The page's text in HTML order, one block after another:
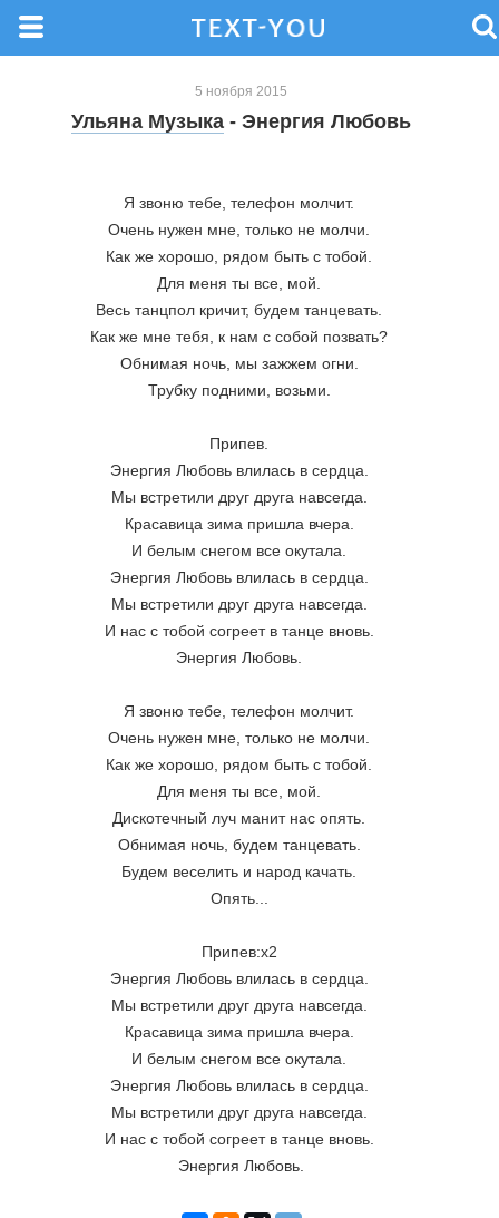
5 ноября 2015
Ульяна Музыка - Энергия Любовь
Я звоню тебе, телефон молчит.
Очень нужен мне, только не молчи.
Как же хорошо, рядом быть с тобой.
Для меня ты все, мой.
Весь танцпол кричит, будем танцевать.
Как же мне тебя, к нам с собой позвать?
Обнимая ночь, мы зажжем огни.
Трубку подними, возьми.
Припев.
Энергия Любовь влилась в сердца.
Мы встретили друг друга навсегда.
Красавица зима пришла вчера.
И белым снегом все окутала.
Энергия Любовь влилась в сердца.
Мы встретили друг друга навсегда.
И нас с тобой согреет в танце вновь.
Энергия Любовь.
Я звоню тебе, телефон молчит.
Очень нужен мне, только не молчи.
Как же хорошо, рядом быть с тобой.
Для меня ты все, мой.
Дискотечный луч манит нас опять.
Обнимая ночь, будем танцевать.
Будем веселить и народ качать.
Опять...
Припев:х2
Энергия Любовь влилась в сердца.
Мы встретили друг друга навсегда.
Красавица зима пришла вчера.
И белым снегом все окутала.
Энергия Любовь влилась в сердца.
Мы встретили друг друга навсегда.
И нас с тобой согреет в танце вновь.
Энергия Любовь.